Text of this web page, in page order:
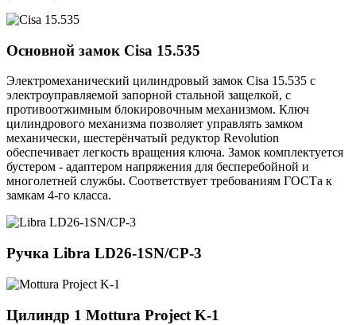
Основной замок Cisa 15.535
Электромеханический цилиндровый замок Cisa 15.535 с
электроуправляемой запорной стальной защелкой, с
противоотжимным блокировочным механизмом. Ключ
цилиндрового механизма позволяет управлять замком
механически, шестерёнчатый редуктор Revolution
обеспечивает легкость вращения ключа. Замок комплектуется
бустером - адаптером напряжения для бесперебойной и
многолетней службы. Соответствует требованиям ГОСТа к
замкам 4-го класса.
Ручка Libra LD26-1SN/CP-3
Цилиндр 1 Mottura Project K-1